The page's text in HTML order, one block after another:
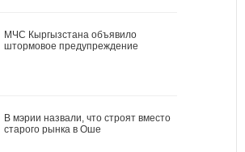
МЧС Кыргызстана объявило
штормовое предупреждение
В мэрии назвали, что строят вместо
старого рынка в Оше